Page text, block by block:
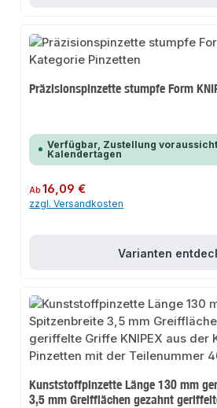
Präzisionspinzette stumpfe Form
Verfügbar, Zustellung
Kalendertagen
Regulärer Preis:
Ab16,09 €
zzgl. Versandkosten
Varianten
Kunststoffpinzette Länge 130 mm
3,5 mm Greifflächen gezahnt